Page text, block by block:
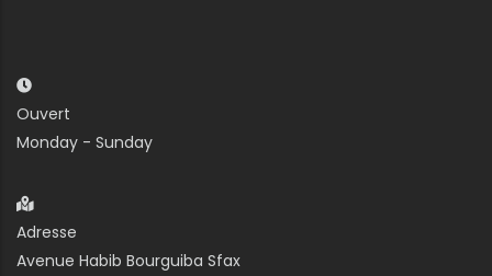
Ouvert
Monday - Sunday
Adresse
Avenue Habib Bourguiba Sfax